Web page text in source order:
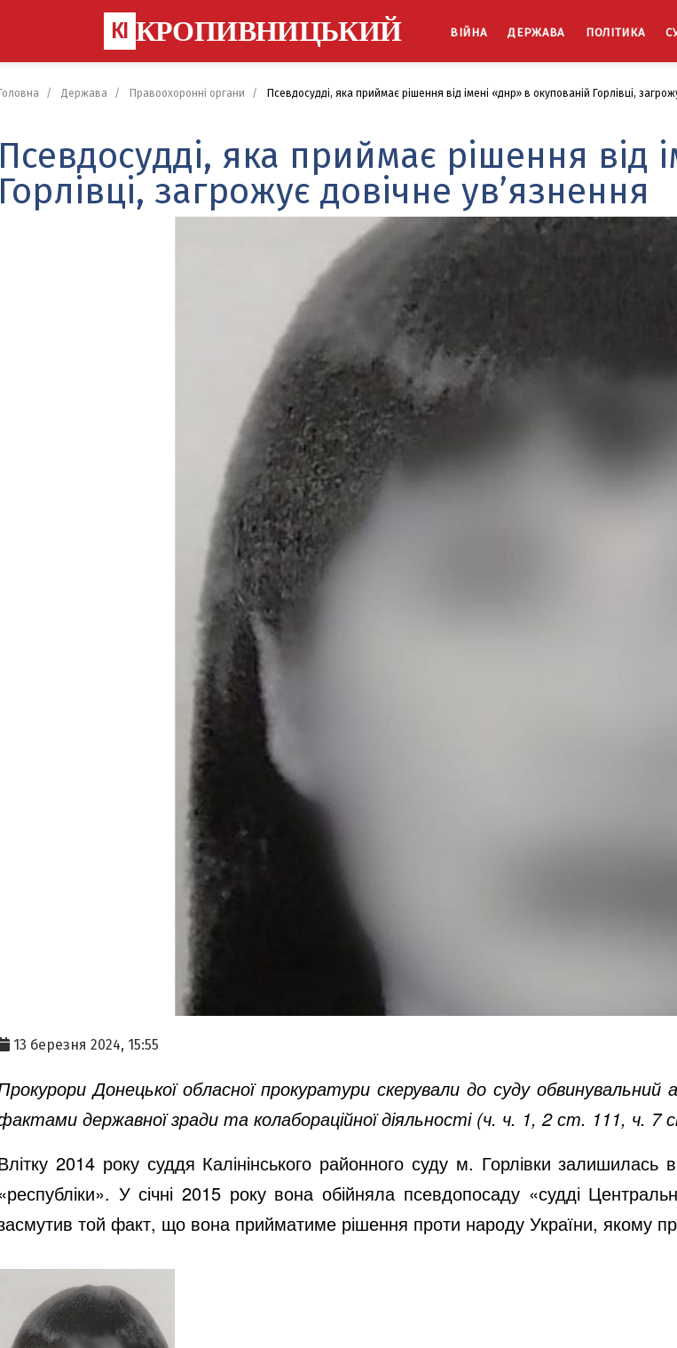
КІ КРОПИВНИЦЬКИЙ ВІЙНА ДЕРЖАВА ПОЛІТИКА
Держава Правоохоронні органи Псевдосудді, яка приймає рішення від імені «днр» в окупованій Горлівці,
яка приймає рішення від
загрожує довічне ув’язнення
13 березня 2024, 15:55
Донецької обласної прокуратури скерували до суду
державної зради та колабораційної діяльності (ч. ч. 1, 2 ст. 111, ч. 7
2014 року суддя Калінінського районного суду м. Горлівки
У січні 2015 року вона обійняла псевдопосаду «судді
той факт, що вона прийматиме рішення проти народу України, якому